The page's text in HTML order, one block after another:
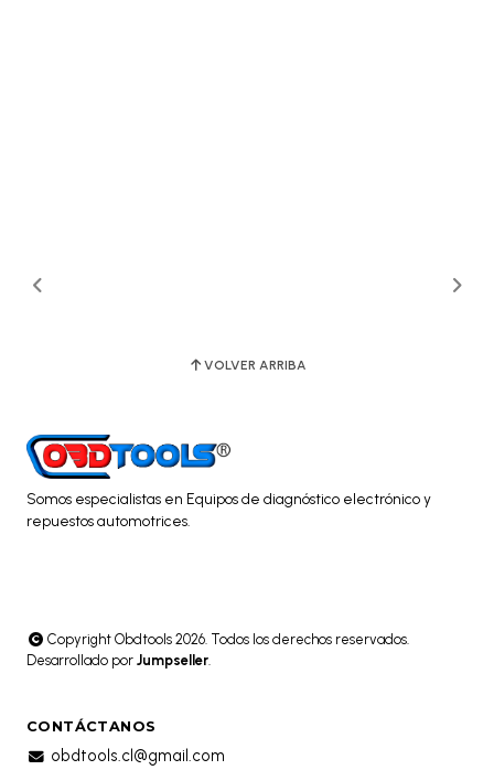
VOLVER ARRIBA
Somos especialistas en Equipos de diagnóstico electrónico y
repuestos automotrices.
Copyright Obdtools 2026. Todos los derechos reservados.
Desarrollado por Jumpseller
CONTÁCTANOS
obdtools.cl@gmail.com